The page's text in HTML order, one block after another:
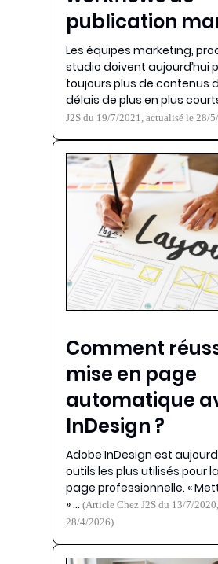
publication
Les équipes marketing,
studio doivent aujourd’hui
toujours plus de contenus
délais de plus en plus
J2S du 19/7/2021, actualisé le 28/
Comment
mise en page
automatique
InDesign ?
Adobe InDesign est
outils les plus utilisés pour
page professionnelle. «
» … (Article Chez J2S du 13/7/
28/4/2026)